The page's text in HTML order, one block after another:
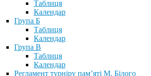
Таблиця
Календар
Група Б
Таблиця
Календар
Група В
Таблиця
Календар
Регламент турніру пам’яті М. Білого